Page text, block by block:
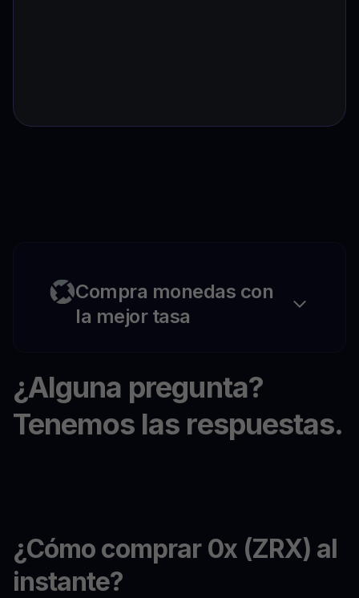
Compra monedas con
la mejor tasa
¿Alguna pregunta?
Tenemos las respuestas.
¿Cómo comprar 0x (ZRX) al
instante?